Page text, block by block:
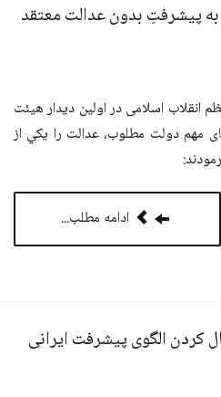
پيشرفتِ بدون عدالت معتقد
انقلاب اسلامی در اولین دیدار هیئت
مهم دولت مطلوب، عدالت را يكي از
ادامه مطلب...
کردن الگوی پیشرفت ایرانی